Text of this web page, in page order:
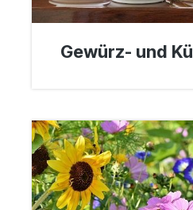
Gewürz- und